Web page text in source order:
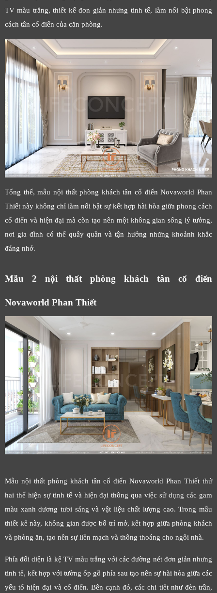
TV màu trắng, thiết kế đơn giản nhưng tinh tế, làm nổi bật phong
cách tân cổ điển của căn phòng.
Tổng thể, mẫu nội thất phòng khách tân cổ điển Novaworld Phan
Thiết này không chỉ làm nổi bật sự kết hợp hài hòa giữa phong cách
cổ điển và hiện đại mà còn tạo nên một không gian sống lý tưởng,
nơi gia đình có thể quây quần và tận hưởng những khoảnh khắc
đáng nhớ.
Mẫu 2 nội thất phòng khách tân cổ điển
Novaworld Phan Thiết
Mẫu nội thất phòng khách tân cổ điển Novaworld Phan Thiết thứ
hai thể hiện sự tinh tế và hiện đại thông qua việc sử dụng các gam
màu xanh dương tươi sáng và vật liệu chất lượng cao. Trong mẫu
thiết kế này, không gian được bố trí mở, kết hợp giữa phòng khách
và phòng ăn, tạo nên sự liền mạch và thông thoáng cho ngôi nhà.
Phía đối diện là kệ TV màu trắng với các đường nét đơn giản nhưng
tinh tế, kết hợp với tường ốp gỗ phía sau tạo nên sự hài hòa giữa các
yếu tố hiện đại và cổ điển. Bên cạnh đó, các chi tiết như đèn trần,